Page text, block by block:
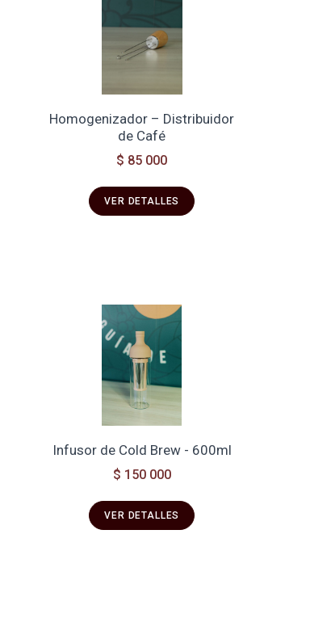
Homogenizador – Distribuidor
de Café
$ 85 000
VER DETALLES
Infusor de Cold Brew - 600ml
$ 150 000
VER DETALLES